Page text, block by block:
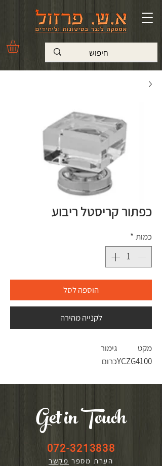
כפתור קריסטל ריבוע
כמות *
הוספה לסל
לקנייה מהירה
מקט
גימור
YCZG4100כרום
Get in Touch
072-3213838
הערת מספר מקשר